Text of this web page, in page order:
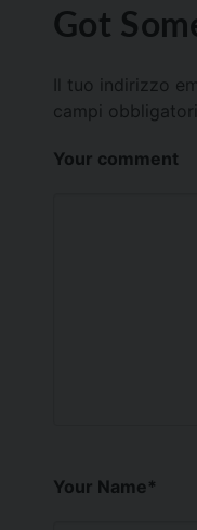
Got
Il tuo indirizzo
campi
Your comment
Your Name*